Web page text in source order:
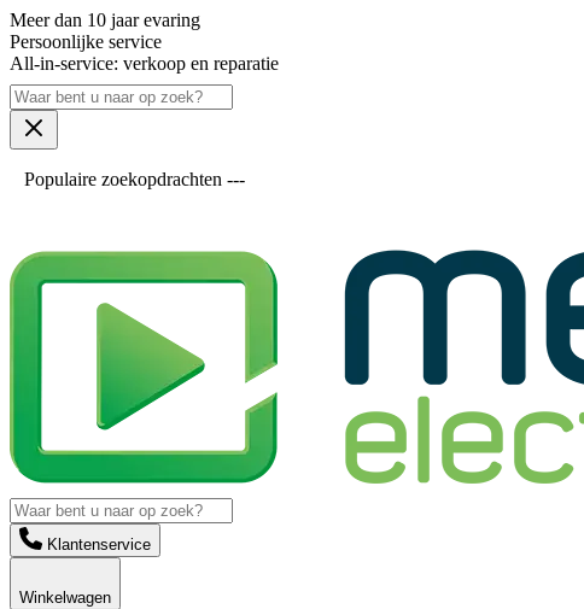
Meer dan 10 jaar evaring
Persoonlijke service
All-in-service: verkoop en reparatie
Populaire zoekopdrachten ---
Klantenservice
Winkelwagen